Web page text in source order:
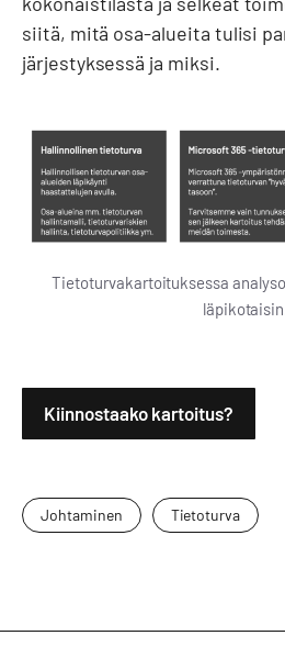
siitä, mitä osa-alueita tulisi
järjestyksessä ja miksi.
Tietoturvakartoituksessa
Kiinnostaako kartoitus?
Johtaminen Tietoturva